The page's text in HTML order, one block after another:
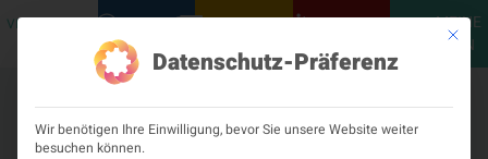
VERANSTALTUNGENPODCASTS NEUROLOGISCH KONTAKT
MEINE
ÖGN
Mit
Datenschutz-Präferenz
Wir benötigen Ihre Einwilligung, bevor Sie unsere Website weiter
besuchen können.